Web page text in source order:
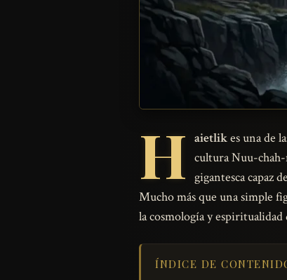
H aietlikes una de
cultura Nuu-chah-
gigantesca capaz
Mucho más que una simple
la cosmología y
ÍNDICE DE